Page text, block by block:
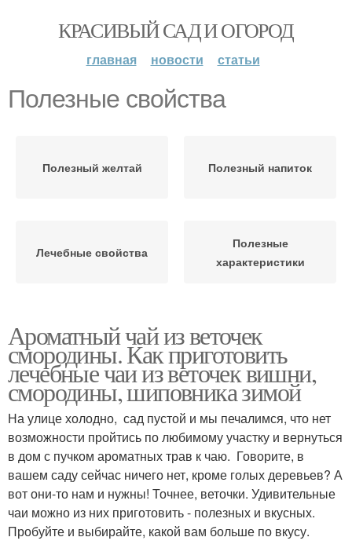
КРАСИВЫЙ САД И ОГОРОД
главная новости статьи
Полезные свойства
Полезный желтай Полезный напиток
Лечебные свойства
Полезные
характеристики
Ароматный чай из веточек
смородины. Как приготовить
лечебные чаи из веточек вишни,
смородины, шиповника зимой
На улице холодно, сад пустой и мы печалимся, что нет
возможности пройтись по любимому участку и вернуться
в дом с пучком ароматных трав к чаю. Говорите, в
вашем саду сейчас ничего нет, кроме голых деревьев? А
вот они-то нам и нужны! Точнее, веточки. Удивительные
чаи можно из них приготовить - полезных и вкусных.
Пробуйте и выбирайте, какой вам больше по вкусу.